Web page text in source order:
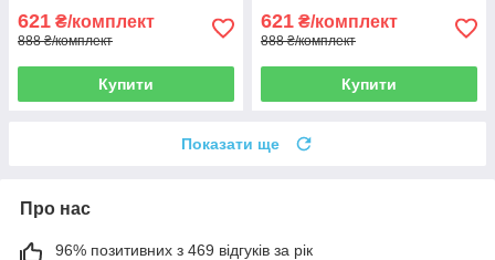
621 ₴/комплект
888 ₴/комплект
Купити
621 ₴/комплект
888 ₴/комплект
Купити
Показати ще
Про нас
96% позитивних з 469 відгуків за рік